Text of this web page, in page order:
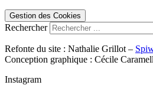
Gestion des Cookies
Rechercher
Refonte du site : Nathalie Grillot –
Conception graphique : Cécile
Instagram